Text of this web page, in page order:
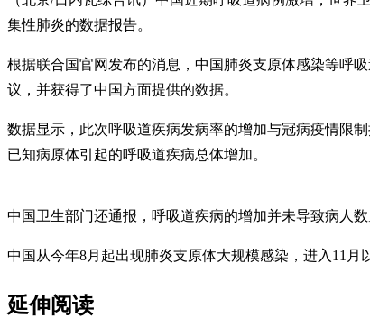
集性肺炎的数据报告。
根据联合国官网发布的消息，中国肺炎支原体感染等呼
议，并获得了中国方面提供的数据。
数据显示，此次呼吸道疾病发病率的增加与冠病疫情限
已知病原体引起的呼吸道疾病总体增加。
中国卫生部门还通报，呼吸道疾病的增加并未导致病人数
中国从今年8月起出现肺炎支原体大规模感染，进入11
延伸阅读